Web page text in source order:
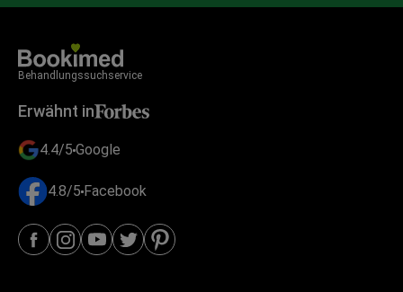
Behandlungssuchservice
Erwähnt in
4.4/5 Google
4.8/5 Facebook